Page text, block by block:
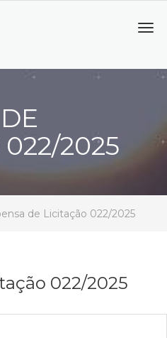
022/2025
de Licitação 022/2025
022/2025